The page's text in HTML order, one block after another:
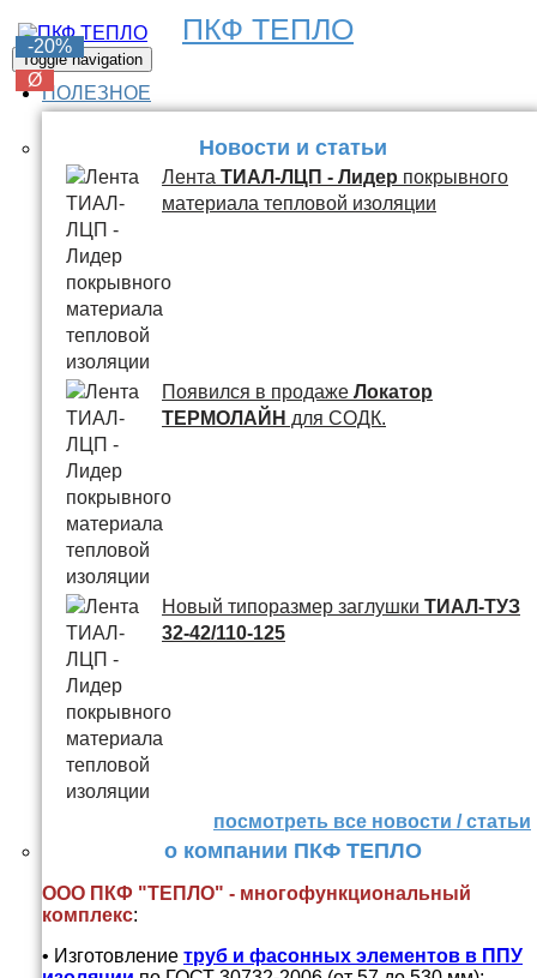
ПКФ ТЕПЛО
Toggle navigation
ПОЛЕЗНОЕ
Новости и статьи
Лента ТИАЛ-ЛЦП - Лидер покрывного
материала тепловой изоляции
Появился в продаже Локатор
ТЕРМОЛАЙН для СОДК.
Новый типоразмер заглушки ТИАЛ-ТУЗ
32-42/110-125
посмотреть все новости / статьи
о компании ПКФ ТЕПЛО
ООО ПКФ "ТЕПЛО" - многофункциональный
комплекс:
• Изготовление труб и фасонных элементов в ППУ
-20%
Ø